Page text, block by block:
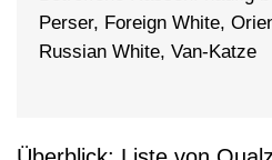
Perser, Foreign White,
Russian White, Van-Katze